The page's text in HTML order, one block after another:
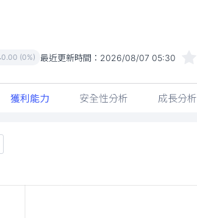
0.00 (0%) 最近更新時間： 2026/08/07 05:30
獲利能力 安全性分析 成長分析